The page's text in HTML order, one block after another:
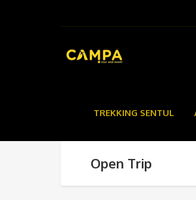
TREKKING SENTUL
Open Trip